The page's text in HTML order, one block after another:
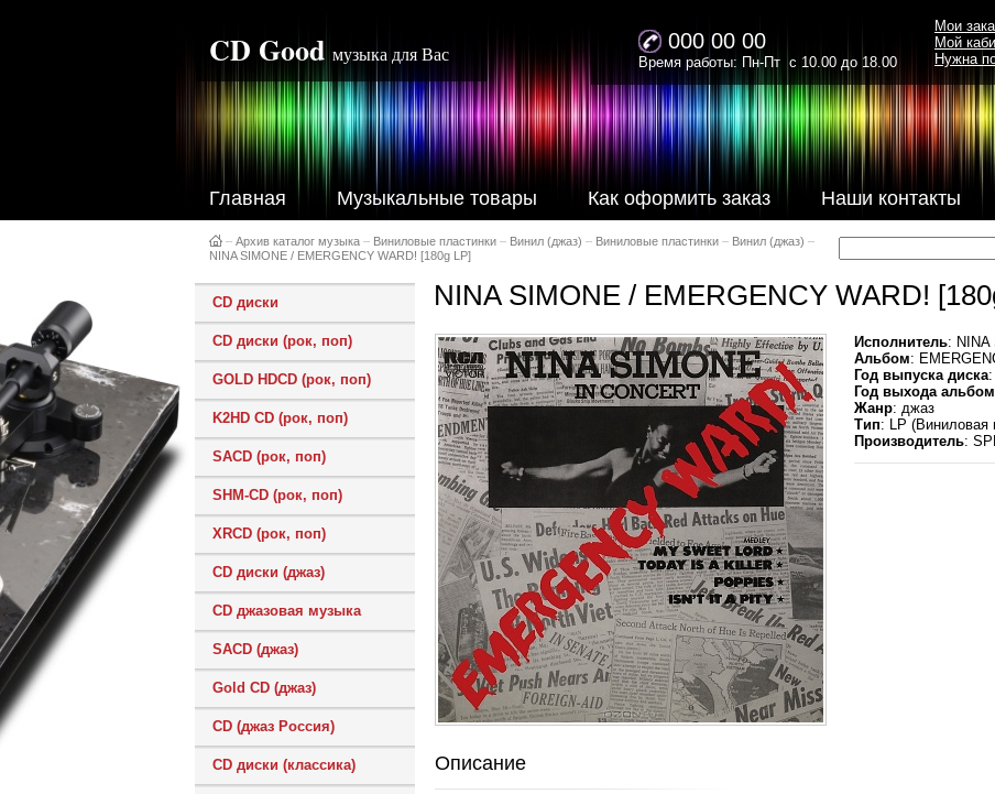
CD Good музыка для Вас
000 00 00
Время работы: Пн-Пт с 10.00 до 18.00
Главная Музыкальные товары Как оформить заказ Наши контакты
Мои
Мой
Нужна
– Архив каталог музыка – Виниловые пластинки – Винил (джаз) – Виниловые пластинки – Винил (джаз) –
NINA SIMONE / EMERGENCY WARD! [180g LP]
CD диски
CD диски (рок, поп)
GOLD HDCD (рок, поп)
K2HD CD (рок, поп)
SACD (рок, поп)
SHM-CD (рок, поп)
XRCD (рок, поп)
CD диски (джаз)
CD джазовая музыка
SACD (джаз)
Gold CD (джаз)
CD (джаз Россия)
CD диски (классика)
NINA SIMONE / EMERGENCY WARD!
Исполнитель: NINA
Альбом:
Год выпуска диска:
Год выхода
Жанр: джаз
Тип: LP (Виниловая
Производитель:
Описание